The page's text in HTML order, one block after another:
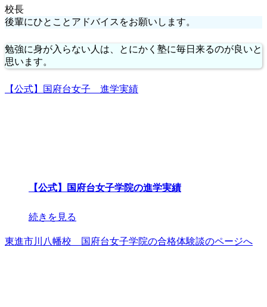
校長
後輩にひとことアドバイスをお願いします。
勉強に身が入らない人は、とにかく塾に毎日来るのが良いと
思います。
【公式】国府台女子 進学実績
【公式】国府台女子学院の進学実績
続きを見る
東進市川八幡校 国府台女子学院の合格体験談のページへ